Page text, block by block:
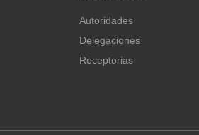
Autoridades
Delegaciones
Receptorias